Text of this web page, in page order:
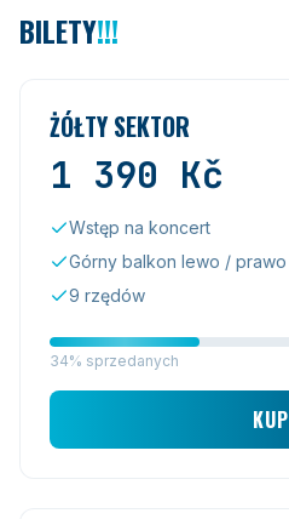
BILETY!!!
ŻÓŁTY SEKTOR
1 390 Kč
Wstęp na koncert
Górny balkon lewo / prawo
9 rzędów
34% sprzedanych
KUP